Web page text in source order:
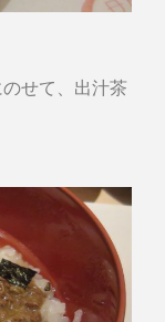
せて、出汁茶